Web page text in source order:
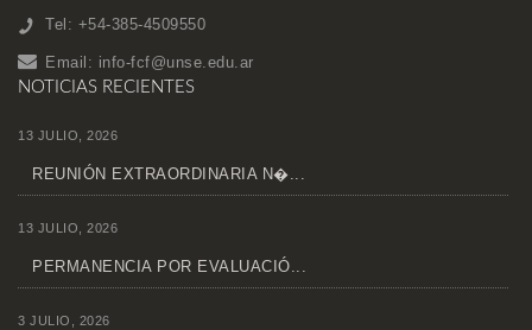
Tel: +54-385-4509550
Email: info-fcf@unse.edu.ar
NOTICIAS RECIENTES
13 JULIO, 2026
REUNIÓN EXTRAORDINARIA N�...
13 JULIO, 2026
PERMANENCIA POR EVALUACIÓ...
3 JULIO, 2026